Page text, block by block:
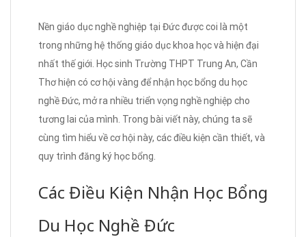
Nền giáo dục nghề nghiệp tại Đức được coi là một
trong những hệ thống giáo dục khoa học và hiện đại
nhất thế giới. Học sinh Trường THPT Trung An, Cần
Thơ hiện có cơ hội vàng để nhận học bổng du học
nghề Đức, mở ra nhiều triển vọng nghề nghiệp cho
tương lai của mình. Trong bài viết này, chúng ta sẽ
cùng tìm hiểu về cơ hội này, các điều kiện cần thiết, và
quy trình đăng ký học bổng.
Các Điều Kiện Nhận Học Bổng
Du Học Nghề Đức